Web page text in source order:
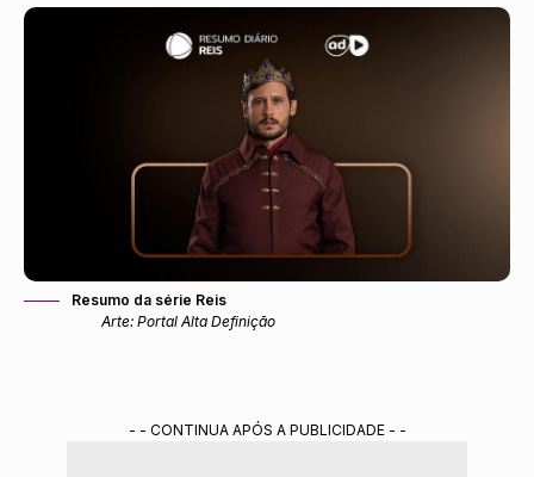
Resumo da série Reis
Arte: Portal Alta Definição
- - CONTINUA APÓS A PUBLICIDADE - -